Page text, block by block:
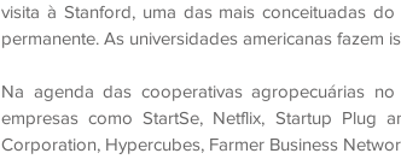
visita à Stanford, uma das mais conceituadas
permanente. As universidades americanas fazem
Na agenda das cooperativas agropecuárias
empresas como StartSe, Netflix, Startup Plug
Corporation, Hypercubes, Farmer Business